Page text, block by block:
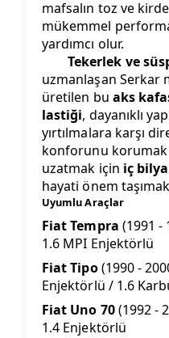
mafsalın toz ve
mükemmel
yardımcı olur.
Tekerlek ve
uzmanlaşan Serkar
üretilen bu aks
lastiği, dayanıklı
yırtılmalara karşı
konforunu
uzatmak için iç
hayati önem
Uyumlu Araçlar
Fiat Tempra (1991
1.6 MPI Enjektörlü
Fiat Tipo(1990 -
Enjektörlü / 1.6
Fiat Uno 70(1992 -
1.4 Enjektörlü